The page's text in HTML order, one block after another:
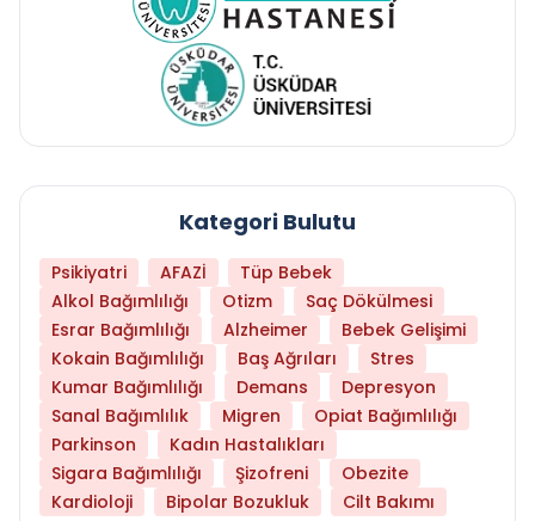
Kategori Bulutu
Psikiyatri AFAZİ
Tüp Bebek
Alkol Bağımlılığı
Otizm
Saç Dökülmesi
Esrar Bağımlılığı
Alzheimer
Bebek Gelişimi
Kokain Bağımlılığı
Baş Ağrıları
Stres
Kumar Bağımlılığı
Demans
Depresyon
Sanal Bağımlılık
Migren
Opiat Bağımlılığı
Parkinson
Kadın Hastalıkları
Sigara Bağımlılığı
Şizofreni
Obezite
Kardioloji
Bipolar Bozukluk Cilt Bakımı